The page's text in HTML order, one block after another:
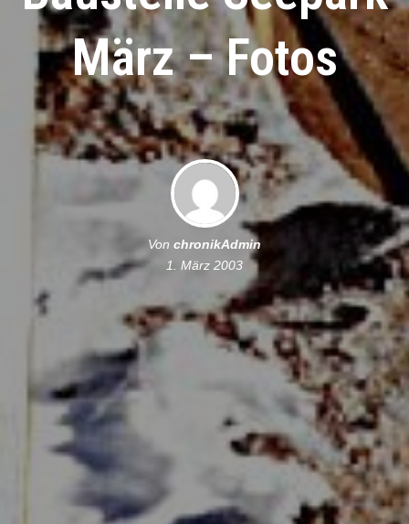
März – Fotos
Von chronikAdmin
1. März 2003